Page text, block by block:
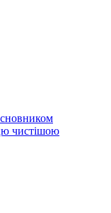
чистішою